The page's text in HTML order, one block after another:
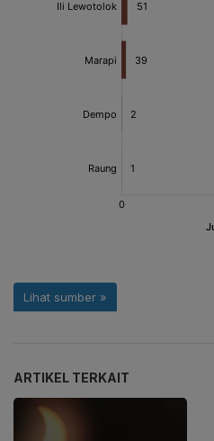
ARTIKEL TERKAIT